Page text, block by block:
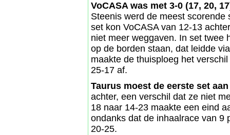
VoCASA was met 3-0 (17, 20,
Steenis werd de meest
set kon VoCASA van 12-13
niet meer weggaven. In set twee
op de borden staan, dat leidde
maakte de thuisploeg het
25-17 af.
Taurus moest de eerste set
achter, een verschil dat ze niet
18 naar 14-23 maakte een eind
ondanks dat de inhaalrace van 9
20-25.